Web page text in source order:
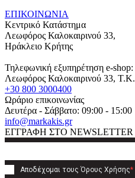
ΕΠΙΚΟΙΝΩΝΙΑ
Κεντρικό Κατάστημα
Λεωφόρος Καλοκαιρινού 33,
Ηράκλειο Κρήτης
Τηλεφωνική εξυπηρέτηση e-shop:
Λεωφόρος Καλοκαιρινού 33, T.K.
+30 800 3000400
Ωράριο επικοινωνίας
Δευτέρα - Σάββατο: 09:00 - 15:00
info@markakis.gr
ΕΓΓΡΑΦΗ ΣΤΟ NEWSLETTER
Αποδέχομαι τους Όρους Χρήσης*